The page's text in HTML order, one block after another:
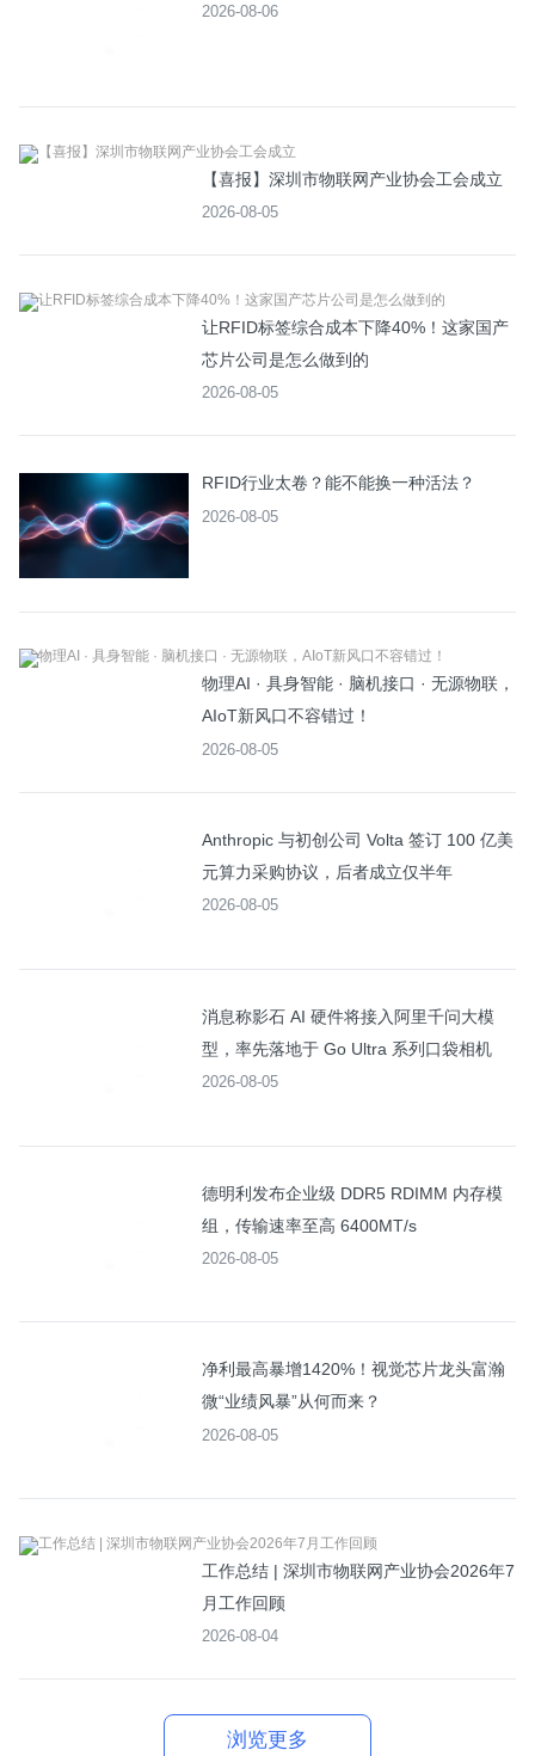
2026-08-06
【喜报】深圳市物联网产业协会工会成立
2026-08-05
让RFID标签综合成本下降40%！这家国产
芯片公司是怎么做到的
2026-08-05
RFID行业太卷？能不能换一种活法？
2026-08-05
物理AI · 具身智能 · 脑机接口 · 无源物联，
AIoT新风口不容错过！
2026-08-05
Anthropic 与初创公司 Volta 签订 100 亿美
元算力采购协议，后者成立仅半年
2026-08-05
消息称影石 AI 硬件将接入阿里千问大模
型，率先落地于 Go Ultra 系列口袋相机
2026-08-05
德明利发布企业级 DDR5 RDIMM 内存模
组，传输速率至高 6400MT/s
2026-08-05
净利最高暴增1420%！视觉芯片龙头富瀚
微“业绩风暴”从何而来？
2026-08-05
工作总结 | 深圳市物联网产业协会2026年7
月工作回顾
2026-08-04
浏览更多